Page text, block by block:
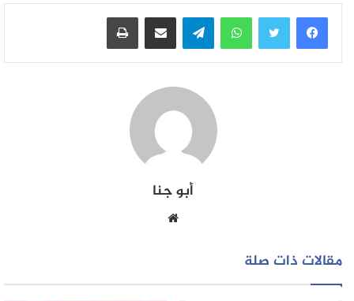
الإجرامية التي شكلت موضوع شريط فيديو منشور على
صفحات مواقع التواصل الاجتماعي.
حيث تم إخضاعه للبحث القضائي الذي يجري تحت إشراف
النيابة العامة المختصة، وذلك للكشف عن جميع ظروف
وملابسات وخلفيات هذه القضية، وكذا تحديد كافة الأفعال
الإجرامية المنسوبة للمعني بالأمر.
واتساب تيلقرام مشاركة عبر البريد طباعة
أبو جنا
مقالات ذات صلة